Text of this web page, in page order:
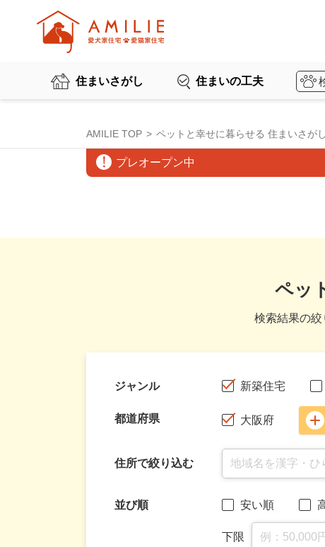
住まいさがし 住まいの工夫
AMILIE TOP ペットと幸せに暮らせる 住まいさがし
プレオープン中
ペッ
検索結果の絞
ジャンル 新築住宅
都道府県 大阪府
住所で絞り込む
並び順 安い順
下限